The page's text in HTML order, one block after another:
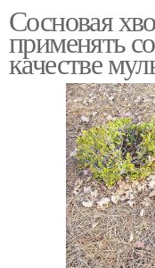
Сосновая
применять
качестве